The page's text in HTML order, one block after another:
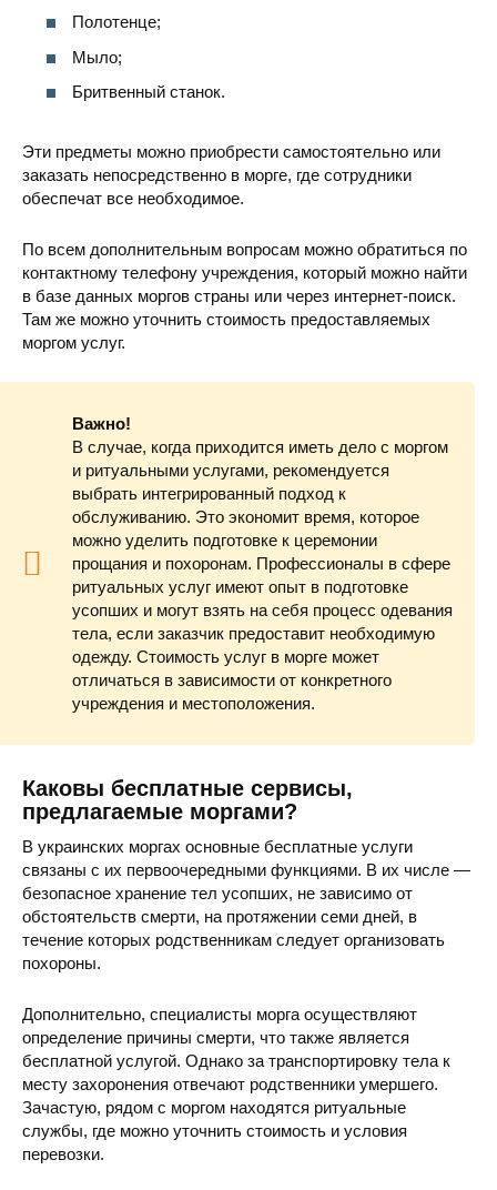
Полотенце;
Мыло;
Бритвенный станок.
Эти предметы можно приобрести самостоятельно или
заказать непосредственно в морге, где сотрудники
обеспечат все необходимое.
По всем дополнительным вопросам можно обратиться по
контактному телефону учреждения, который можно найти
в базе данных моргов страны или через интернет-поиск.
Там же можно уточнить стоимость предоставляемых
моргом услуг.
Важно!
В случае, когда приходится иметь дело с моргом
и ритуальными услугами, рекомендуется
выбрать интегрированный подход к
обслуживанию. Это экономит время, которое
можно уделить подготовке к церемонии
прощания и похоронам. Профессионалы в сфере
ритуальных услуг имеют опыт в подготовке
усопших и могут взять на себя процесс одевания
тела, если заказчик предоставит необходимую
одежду. Стоимость услуг в морге может
отличаться в зависимости от конкретного
учреждения и местоположения.
Каковы бесплатные сервисы,
предлагаемые моргами?
В украинских моргах основные бесплатные услуги
связаны с их первоочередными функциями. В их числе —
безопасное хранение тел усопших, не зависимо от
обстоятельств смерти, на протяжении семи дней, в
течение которых родственникам следует организовать
похороны.
Дополнительно, специалисты морга осуществляют
определение причины смерти, что также является
бесплатной услугой. Однако за транспортировку тела к
месту захоронения отвечают родственники умершего.
Зачастую, рядом с моргом находятся ритуальные
службы, где можно уточнить стоимость и условия
перевозки.